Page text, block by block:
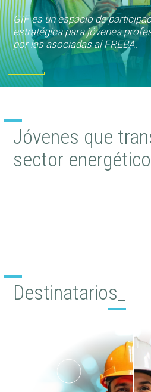
GIF es un espacio de
estratégica para jóvenes
por las asociadas al FREBA.
Jóvenes que
sector energético_
Destinatarios_